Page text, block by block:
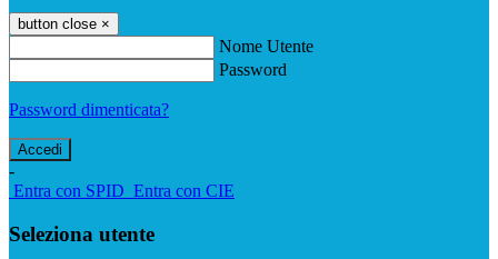
button close ×
Nome Utente
Password
Password dimenticata?
-
Entra con SPID Entra con CIE
Seleziona utente